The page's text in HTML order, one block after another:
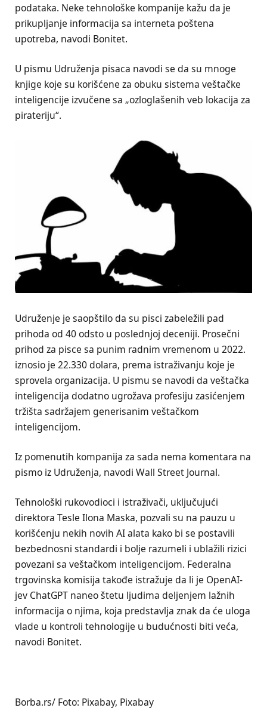
podataka. Neke tehnološke kompanije kažu da je
prikupljanje informacija sa interneta poštena
upotreba, navodi Bonitet.
U pismu Udruženja pisaca navodi se da su mnoge
knjige koje su korišćene za obuku sistema veštačke
inteligencije izvučene sa „ozloglašenih veb lokacija za
pirateriju“.
Udruženje je saopštilo da su pisci zabeležili pad
prihoda od 40 odsto u poslednjoj deceniji. Prosečni
prihod za pisce sa punim radnim vremenom u 2022.
iznosio je 22.330 dolara, prema istraživanju koje je
sprovela organizacija. U pismu se navodi da veštačka
inteligencija dodatno ugrožava profesiju zasićenjem
tržišta sadržajem generisanim veštačkom
inteligencijom.
Iz pomenutih kompanija za sada nema komentara na
pismo iz Udruženja, navodi Wall Street Journal.
Tehnološki rukovodioci i istraživači, uključujući
direktora Tesle Ilona Maska, pozvali su na pauzu u
korišćenju nekih novih AI alata kako bi se postavili
bezbednosni standardi i bolje razumeli i ublažili rizici
povezani sa veštačkom inteligencijom. Federalna
trgovinska komisija takođe istražuje da li je OpenAI-
jev ChatGPT naneo štetu ljudima deljenjem lažnih
informacija o njima, koja predstavlja znak da će uloga
vlade u kontroli tehnologije u budućnosti biti veća,
navodi Bonitet.
Borba.rs/ Foto: Pixabay, Pixabay